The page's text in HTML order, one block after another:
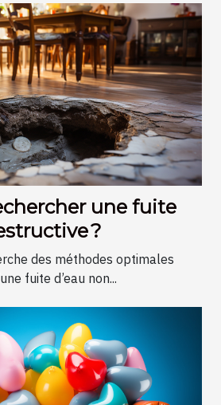
une fuite
?
des méthodes optimales
fuite d’eau non...